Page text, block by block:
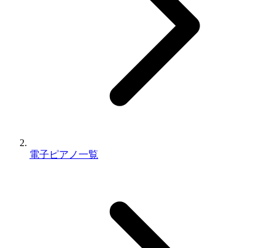
電子ピアノ一覧